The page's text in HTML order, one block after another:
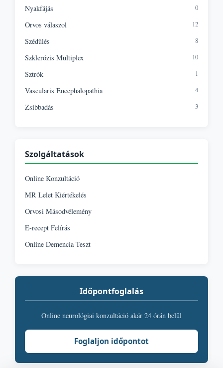
Nyakfájás 0
Orvos válaszol 12
Szédülés 8
Szklerózis Multiplex 10
Sztrók 1
Vascularis Encephalopathia 4
Zsibbadás 3
Szolgáltatások
Online Konzultáció
MR Lelet Kiértékelés
Orvosi Másodvélemény
E-recept Felírás
Online Demencia Teszt
Időpontfoglalás
Online neurológiai konzultáció akár 24 órán belül
Foglaljon időpontot